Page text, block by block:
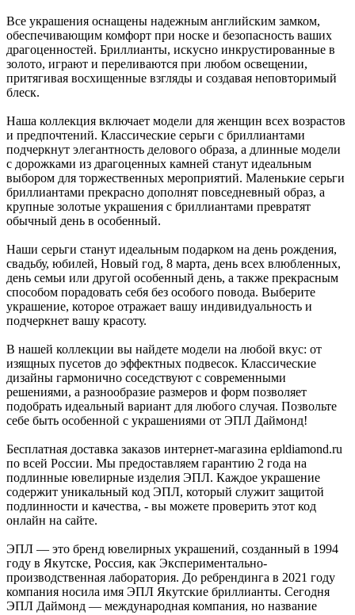
Все украшения оснащены надежным английским замком,
обеспечивающим комфорт при носке и безопасность ваших
драгоценностей. Бриллианты, искусно инкрустированные в
золото, играют и переливаются при любом освещении,
притягивая восхищенные взгляды и создавая неповторимый
блеск.
Наша коллекция включает модели для женщин всех возрастов
и предпочтений. Классические серьги с бриллиантами
подчеркнут элегантность делового образа, а длинные модели
с дорожками из драгоценных камней станут идеальным
выбором для торжественных мероприятий. Маленькие серьги
бриллиантами прекрасно дополнят повседневный образ, а
крупные золотые украшения с бриллиантами превратят
обычный день в особенный.
Наши серьги станут идеальным подарком на день рождения,
свадьбу, юбилей, Новый год, 8 марта, день всех влюбленных,
день семьи или другой особенный день, а также прекрасным
способом порадовать себя без особого повода. Выберите
украшение, которое отражает вашу индивидуальность и
подчеркнет вашу красоту.
В нашей коллекции вы найдете модели на любой вкус: от
изящных пусетов до эффектных подвесок. Классические
дизайны гармонично соседствуют с современными
решениями, а разнообразие размеров и форм позволяет
подобрать идеальный вариант для любого случая. Позвольте
себе быть особенной с украшениями от ЭПЛ Даймонд!
Бесплатная доставка заказов интернет-магазина epldiamond.ru
по всей России. Мы предоставляем гарантию 2 года на
подлинные ювелирные изделия ЭПЛ. Каждое украшение
содержит уникальный код ЭПЛ, который служит защитой
подлинности и качества, - вы можете проверить этот код
онлайн на сайте.
ЭПЛ — это бренд ювелирных украшений, созданный в 1994
году в Якутске, Россия, как Экспериментально-
производственная лаборатория. До ребрендинга в 2021 году
компания носила имя ЭПЛ Якутские бриллианты. Сегодня
ЭПЛ Даймонд — международная компания, но название